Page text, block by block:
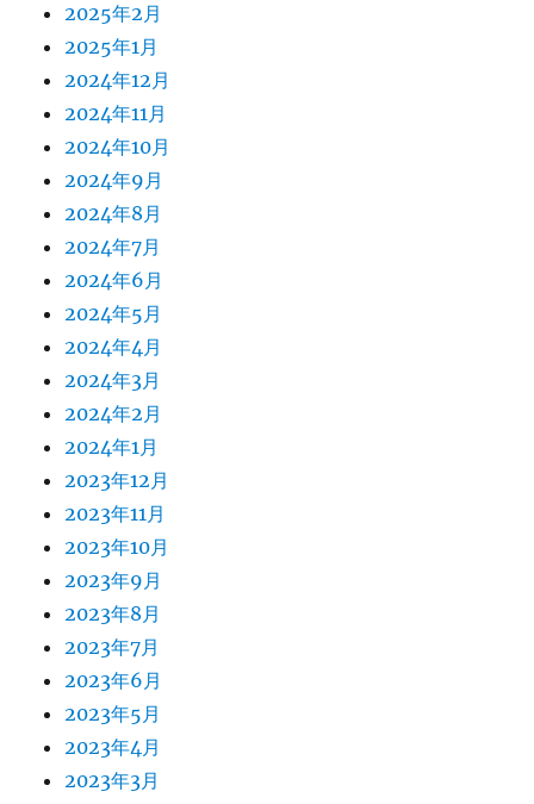
2025年2月
2025年1月
2024年12月
2024年11月
2024年10月
2024年9月
2024年8月
2024年7月
2024年6月
2024年5月
2024年4月
2024年3月
2024年2月
2024年1月
2023年12月
2023年11月
2023年10月
2023年9月
2023年8月
2023年7月
2023年6月
2023年5月
2023年4月
2023年3月